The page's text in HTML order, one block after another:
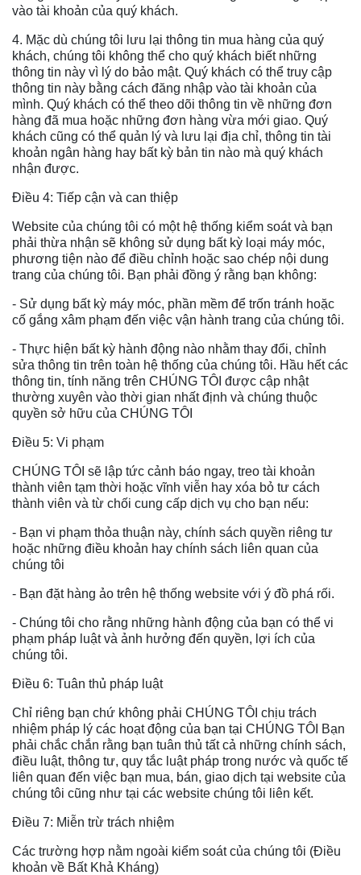
vào tài khoản của quý khách.
4. Mặc dù chúng tôi lưu lại thông tin mua hàng của quý
khách, chúng tôi không thể cho quý khách biết những
thông tin này vì lý do bảo mật. Quý khách có thể truy cập
thông tin này bằng cách đăng nhập vào tài khoản của
mình. Quý khách có thể theo dõi thông tin về những đơn
hàng đã mua hoặc những đơn hàng vừa mới giao. Quý
khách cũng có thể quản lý và lưu lại địa chỉ, thông tin tài
khoản ngân hàng hay bất kỳ bản tin nào mà quý khách
nhận được.
Điều 4: Tiếp cận và can thiệp
Website của chúng tôi có một hệ thống kiểm soát và bạn
phải thừa nhận sẽ không sử dụng bất kỳ loại máy móc,
phương tiện nào để điều chỉnh hoặc sao chép nội dung
trang của chúng tôi. Bạn phải đồng ý rằng bạn không:
- Sử dụng bất kỳ máy móc, phần mềm để trốn tránh hoặc
cố gắng xâm phạm đến việc vận hành trang của chúng tôi.
- Thực hiện bất kỳ hành động nào nhằm thay đổi, chỉnh
sửa thông tin trên toàn hệ thống của chúng tôi. Hầu hết các
thông tin, tính năng trên CHÚNG TÔI được cập nhật
thường xuyên vào thời gian nhất định và chúng thuộc
quyền sở hữu của CHÚNG TÔI
Điều 5: Vi phạm
CHÚNG TÔI sẽ lập tức cảnh báo ngay, treo tài khoản
thành viên tạm thời hoặc vĩnh viễn hay xóa bỏ tư cách
thành viên và từ chối cung cấp dịch vụ cho bạn nếu:
- Bạn vi phạm thỏa thuận này, chính sách quyền riêng tư
hoặc những điều khoản hay chính sách liên quan của
chúng tôi
- Bạn đặt hàng ảo trên hệ thống website với ý đồ phá rối.
- Chúng tôi cho rằng những hành động của bạn có thể vi
phạm pháp luật và ảnh hưởng đến quyền, lợi ích của
chúng tôi.
Điều 6: Tuân thủ pháp luật
Chỉ riêng bạn chứ không phải CHÚNG TÔI chịu trách
nhiệm pháp lý các hoạt động của bạn tại CHÚNG TÔI Bạn
phải chắc chắn rằng bạn tuân thủ tất cả những chính sách,
điều luật, thông tư, quy tắc luật pháp trong nước và quốc tế
liên quan đến việc bạn mua, bán, giao dịch tại website của
chúng tôi cũng như tại các website chúng tôi liên kết.
Điều 7: Miễn trừ trách nhiệm
Các trường hợp nằm ngoài kiểm soát của chúng tôi (Điều
khoản về Bất Khả Kháng)